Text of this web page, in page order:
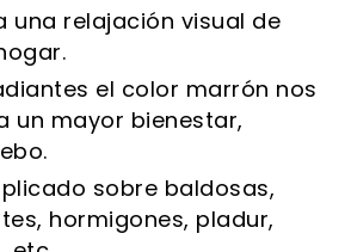
una relajación visual de
el color marrón nos
un mayor bienestar,
sobre baldosas,
hormigones, pladur,